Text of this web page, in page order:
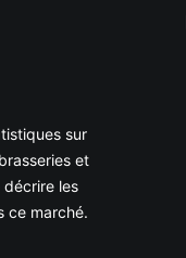
sur
et
décrire les
ce marché.